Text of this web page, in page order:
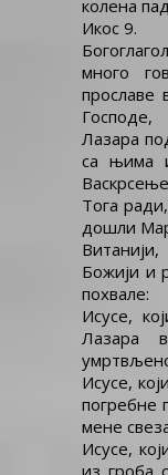
колена
Икос 9.
много
прославе
Лазара
са њима
Тога
дошли
Божији и
похвале:
Исусе,
Лазара
Исусе,
погребне
мене
Исусе,
из гроба